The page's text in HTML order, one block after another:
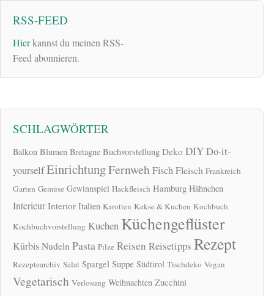
RSS-FEED
Hierkannst du meinen RSS-
Feed abonnieren.
SCHLAGWÖRTER
Balkon Blumen Bretagne Buchvorstellung Deko DIYDo-it-
yourselfEinrichtungFernwehFischFleisch Frankreich
Garten Gemüse Gewinnspiel Hackfleisch Hamburg Hähnchen
Interieur Interior Italien Karotten Kekse & Kuchen Kochbuch
Kochbuchvorstellung Kuchen Küchengeflüster
KürbisNudeln Pasta Pilze Reisen Reisetipps Rezept
Rezeptearchiv Salat Spargel Suppe Südtirol Tischdeko Vegan
Vegetarisch Verlosung Weihnachten Zucchini